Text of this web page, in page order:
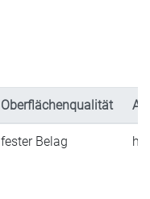
Oberflächenqualität
fester Belag